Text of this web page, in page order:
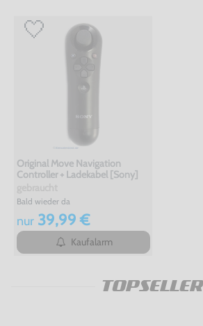
Original Move Navigation
Controller + Ladekabel [Sony]
Bald wieder da
nur39,99 €
Kaufalarm
TOPSELLER